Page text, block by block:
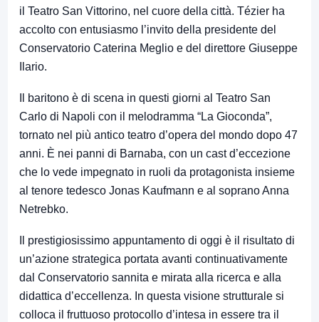
il Teatro San Vittorino, nel cuore della città. Tézier ha
accolto con entusiasmo l’invito della presidente del
Conservatorio Caterina Meglio e del direttore Giuseppe
Ilario.
Il baritono è di scena in questi giorni al Teatro San
Carlo di Napoli con il melodramma “La Gioconda”,
tornato nel più antico teatro d’opera del mondo dopo 47
anni. È nei panni di Barnaba, con un cast d’eccezione
che lo vede impegnato in ruoli da protagonista insieme
al tenore tedesco Jonas Kaufmann e al soprano Anna
Netrebko.
Il prestigiosissimo appuntamento di oggi è il risultato di
un’azione strategica portata avanti continuativamente
dal Conservatorio sannita e mirata alla ricerca e alla
didattica d’eccellenza. In questa visione strutturale si
colloca il fruttuoso protocollo d’intesa in essere tra il